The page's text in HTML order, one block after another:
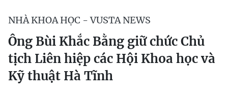
NHÀ KHOA HỌC - VUSTA NEWS
Ông Bùi Khắc Bằng giữ chức Chủ
tịch Liên hiệp các Hội Khoa học và
Kỹ thuật Hà Tĩnh